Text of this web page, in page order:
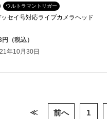
ウルトラマントリガー
セイ号対応ライブカメラヘッド
（税込）
年10月30日
≪ 前へ 1